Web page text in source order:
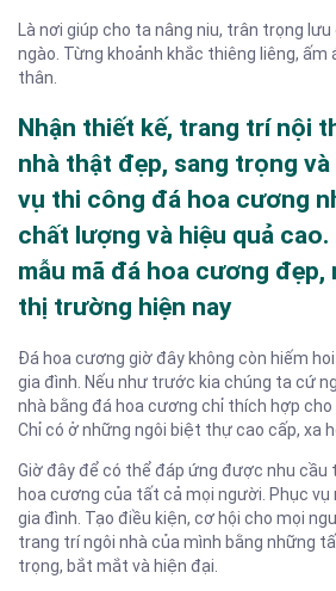
Là nơi giúp cho ta nâng niu, trân trọng
ngào. Từng khoảnh khắc thiêng liêng, ấm
thân.
Nhận thiết kế, trang trí nội
nhà thật đẹp, sang trọng và
vụ thi công đá hoa cương
chất lượng và hiệu quả cao.
mẫu mã đá hoa cương đẹp,
thị trường hiện nay
Đá hoa cương giờ đây không còn hiếm
gia đình. Nếu như trước kia chúng ta cứ
nhà bằng đá hoa cương chỉ thích hợp
Chỉ có ở những ngôi biệt thự cao cấp, xa
Giờ đây để có thể đáp ứng được nhu cầu
hoa cương của tất cả mọi người. Phục
gia đình. Tạo điều kiện, cơ hội cho mọi
trang trí ngôi nhà của mình bằng những
trọng, bắt mắt và hiện đại.